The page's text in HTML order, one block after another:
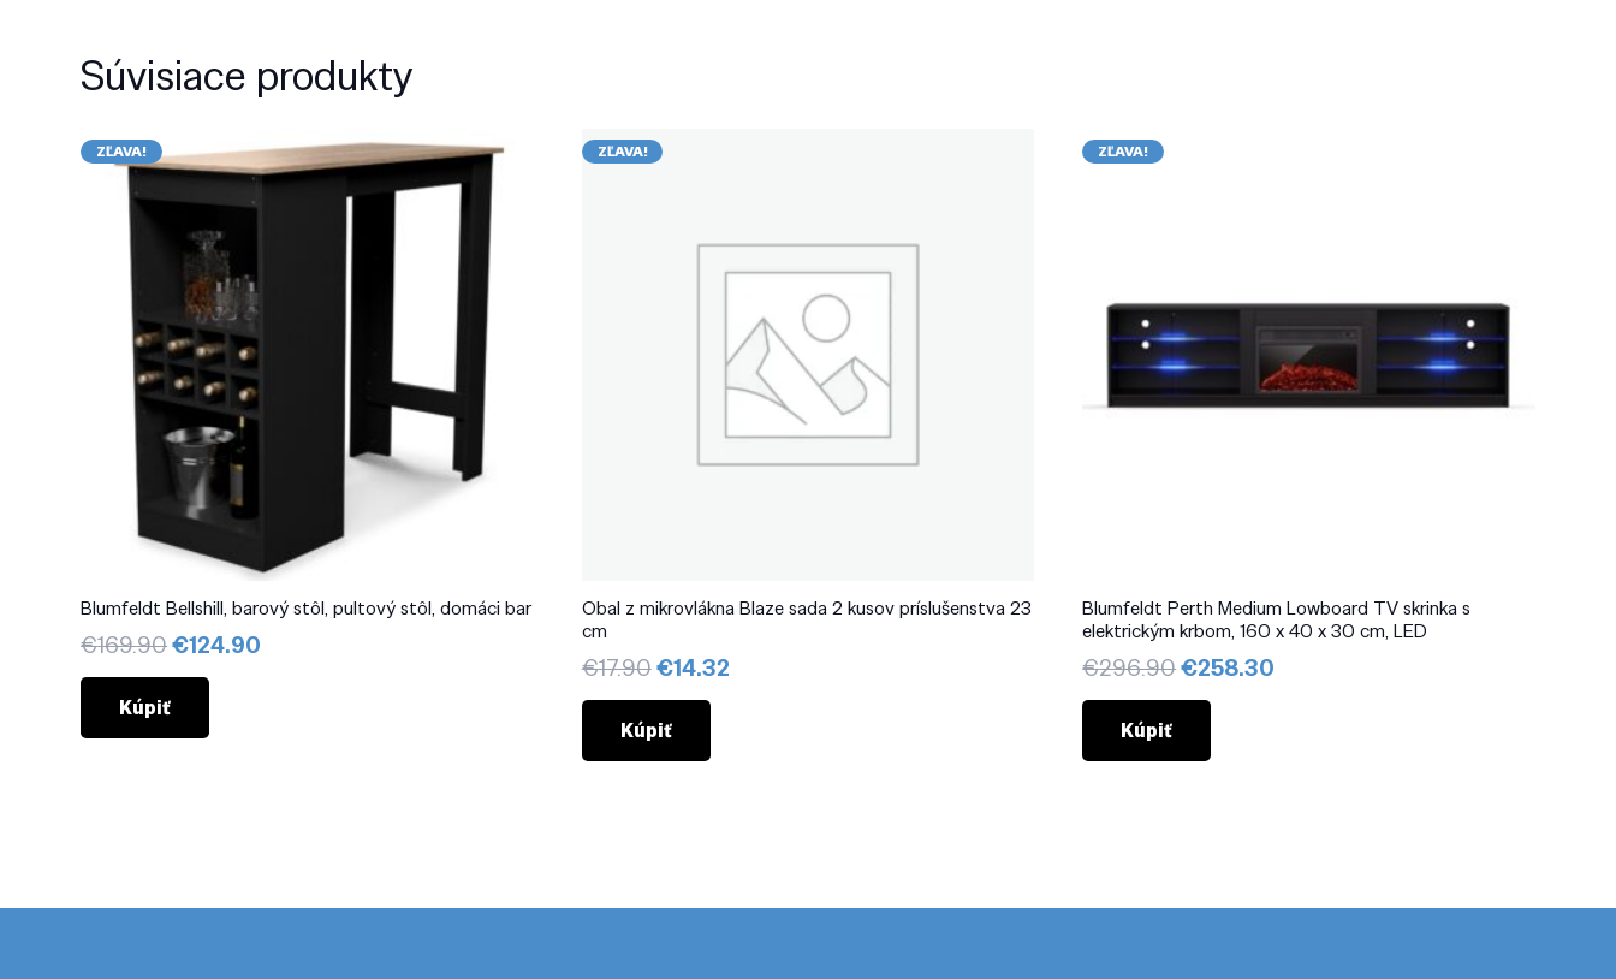
Súvisiace produkty
ZĽAVA!
Blumfeldt Bellshill, barový stôl, pultový stôl, domáci bar
€169.90Pôvodná
cena
€169.90.
€124.90
Kúpiť
ZĽAVA!
Obal z mikrovlákna Blaze sada 2 kusov príslušenstva 23
cm
€17.90Pôvodná
cena
bola:
€17.90.
€14.32Aktuálna
Kúpiť
ZĽAVA!
Blumfeldt Perth Medium Lowboard TV skrinka s
elektrickým krbom, 160 x 40 x 30 cm, LED
€296.90Pôvodná
cena
€296.90.
€258.30
Kúpiť